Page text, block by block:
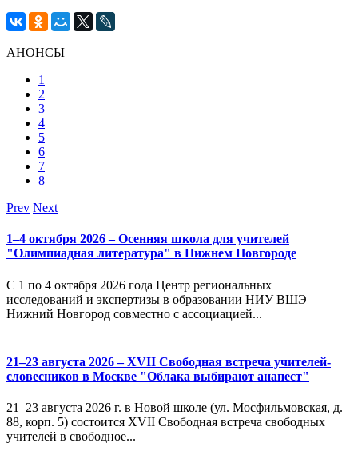
АНОНСЫ
1
2
3
4
5
6
7
8
Prev Next
1–4 октября 2026 – Осенняя школа для учителей
"Олимпиадная литература" в Нижнем Новгороде
С 1 по 4 октября 2026 года Центр региональных
исследований и экспертизы в образовании НИУ ВШЭ –
Нижний Новгород совместно с ассоциацией...
21–23 августа 2026 – XVII Свободная встреча учителей-
словесников в Москве "Облака выбирают анапест"
21–23 августа 2026 г. в Новой школе (ул. Мосфильмовская, д.
88, корп. 5) состоится XVII Свободная встреча свободных
учителей в свободное...